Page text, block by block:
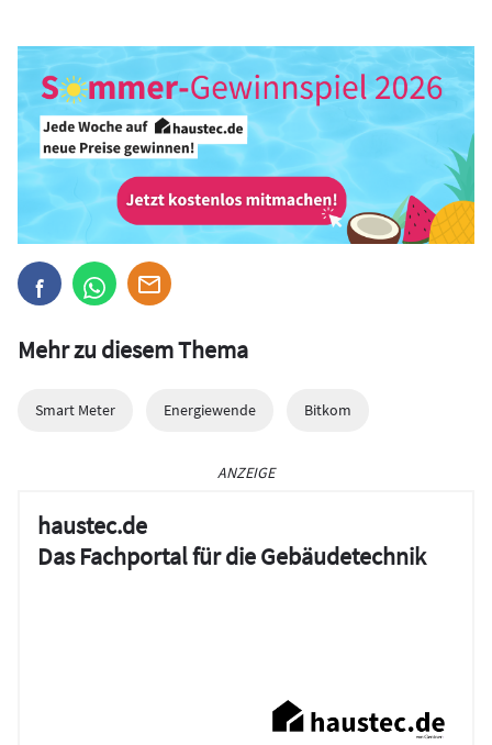
Mehr zu diesem Thema
Smart Meter Energiewende Bitkom
ANZEIGE
haustec.de
Das Fachportal für die Gebäudetechnik